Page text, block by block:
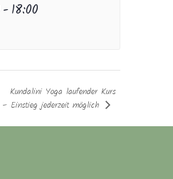
-18:00
Kundalini Yoga laufender Kurs
– Einstieg jederzeit möglich